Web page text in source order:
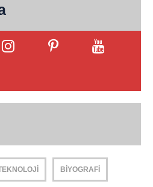
BIYOGRAFI